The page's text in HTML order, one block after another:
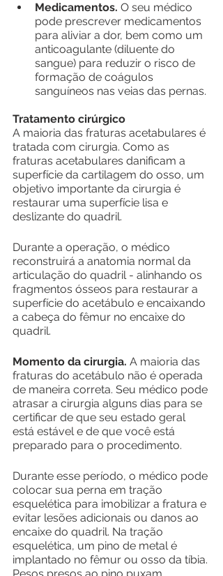
Medicamentos. O seu médico
pode prescrever medicamentos
para aliviar a dor, bem como um
anticoagulante (diluente do
sangue) para reduzir o risco de
formação de coágulos
sanguíneos nas veias das pernas.
Tratamento cirúrgico
A maioria das fraturas acetabulares é
tratada com cirurgia. Como as
fraturas acetabulares danificam a
superfície da cartilagem do osso, um
objetivo importante da cirurgia é
restaurar uma superfície lisa e
deslizante do quadril.
Durante a operação, o médico
reconstruirá a anatomia normal da
articulação do quadril - alinhando os
fragmentos ósseos para restaurar a
superfície do acetábulo e encaixando
a cabeça do fêmur no encaixe do
quadril.
Momento da cirurgia. A maioria das
fraturas do acetábulo não é operada
de maneira correta. Seu médico pode
atrasar a cirurgia alguns dias para se
certificar de que seu estado geral
está estável e de que você está
preparado para o procedimento.
Durante esse período, o médico pode
colocar sua perna em tração
esquelética para imobilizar a fratura e
evitar lesões adicionais ou danos ao
encaixe do quadril. Na tração
esquelética, um pino de metal é
implantado no fêmur ou osso da tíbia.